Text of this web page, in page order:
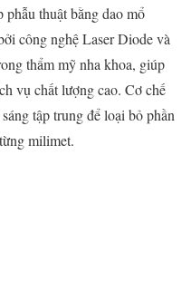
thuật bằng dao mổ
công nghệ Laser Diode và
thẩm mỹ nha khoa, giúp
vụ chất lượng cao. Cơ chế
tập trung để loại bỏ phần
milimet.